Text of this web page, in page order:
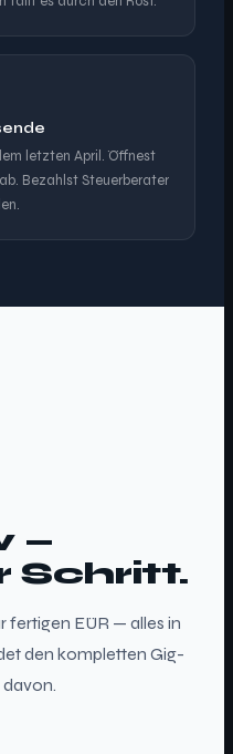
letzten April. Öffnest
Bezahlst Steuerberater
—
Schritt.
fertigen EÜR — alles in
den kompletten Gig-
davon.